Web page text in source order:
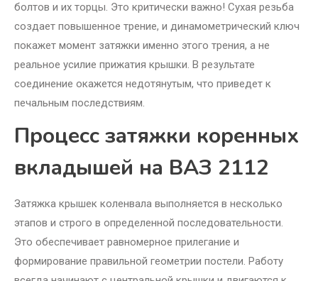
болтов и их торцы. Это критически важно! Сухая резьба
создает повышенное трение, и динамометрический ключ
покажет момент затяжки именно этого трения, а не
реальное усилие прижатия крышки. В результате
соединение окажется недотянутым, что приведет к
печальным последствиям.
Процесс затяжки коренных
вкладышей на ВАЗ 2112
Затяжка крышек коленвала выполняется в несколько
этапов и строго в определенной последовательности.
Это обеспечивает равномерное прилегание и
формирование правильной геометрии постели. Работу